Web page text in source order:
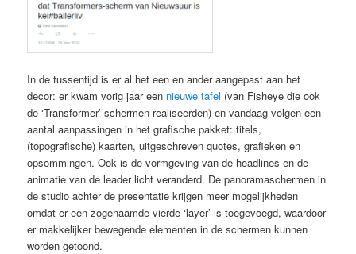
In de tussentijd is er al het een en ander aangepast aan het
decor: er kwam vorig jaar een nieuwe tafel (van Fisheye die ook
de ‘Transformer’-schermen realiseerden) en vandaag volgen een
aantal aanpassingen in het grafische pakket: titels,
(topografische) kaarten, uitgeschreven quotes, grafieken en
opsommingen. Ook is de vormgeving van de headlines en de
animatie van de leader licht veranderd. De panoramaschermen in
de studio achter de presentatie krijgen meer mogelijkheden
omdat er een zogenaamde vierde ‘layer’ is toegevoegd, waardoor
er makkelijker bewegende elementen in de schermen kunnen
worden getoond.